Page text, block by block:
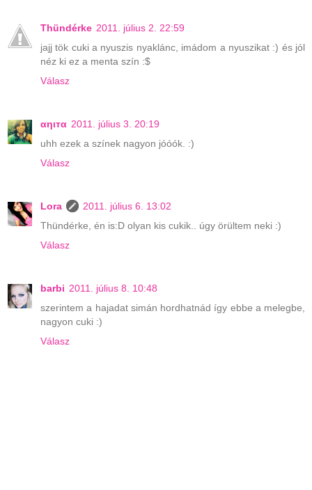
Thündérke 2011. július 2. 22:59
jajj tök cuki a nyuszis nyaklánc, imádom a nyuszikat :) és jól
néz ki ez a menta szín :$
Válasz
αηιтα 2011. július 3. 20:19
uhh ezek a színek nagyon jóóók. :)
Válasz
Lora
2011. július 6. 13:02
Thündérke, én is:D olyan kis cukik.. úgy örültem neki :)
Válasz
barbi 2011. július 8. 10:48
szerintem a hajadat simán hordhatnád így ebbe a melegbe,
nagyon cuki :)
Válasz